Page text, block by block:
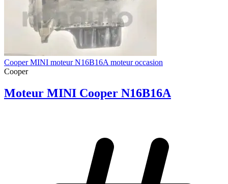
Cooper MINI moteur N16B16A moteur occasion
Cooper
Moteur MINI Cooper N16B16A